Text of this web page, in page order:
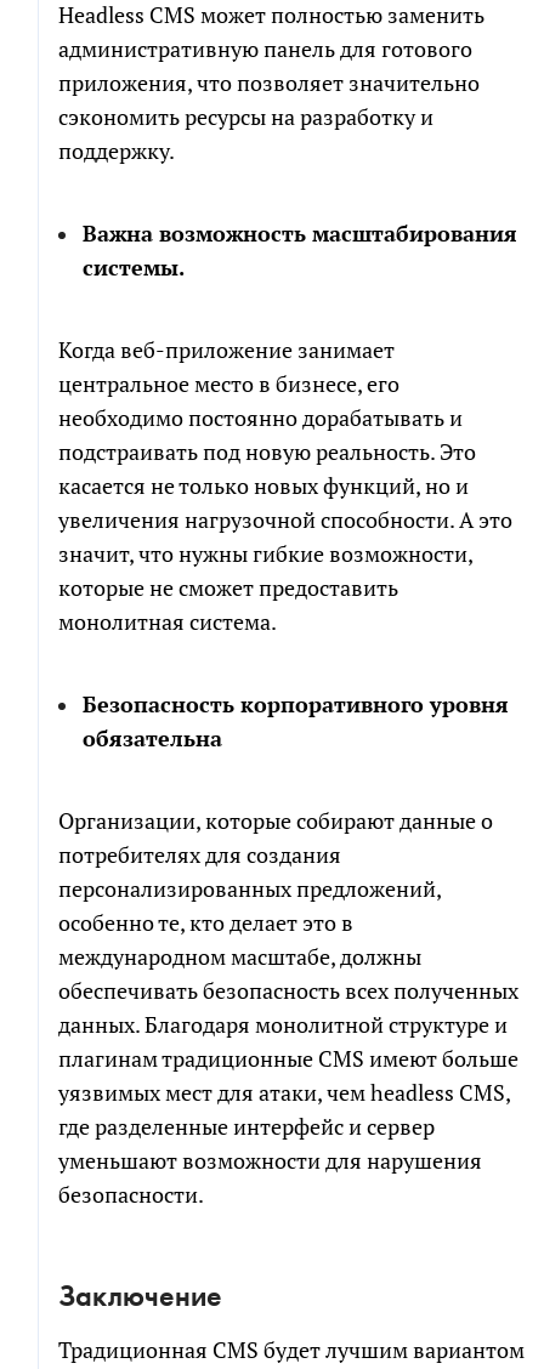
Headless CMS может полностью заменить
административную панель для готового
приложения, что позволяет значительно
сэкономить ресурсы на разработку и
поддержку.
Важна возможность масштабирования
системы.
Когда веб-приложение занимает
центральное место в бизнесе, его
необходимо постоянно дорабатывать и
подстраивать под новую реальность. Это
касается не только новых функций, но и
увеличения нагрузочной способности. А это
значит, что нужны гибкие возможности,
которые не сможет предоставить
монолитная система.
Безопасность корпоративного уровня
обязательна
Организации, которые собирают данные о
потребителях для создания
персонализированных предложений,
особенно те, кто делает это в
международном масштабе, должны
обеспечивать безопасность всех полученных
данных. Благодаря монолитной структуре и
плагинам традиционные CMS имеют больше
уязвимых мест для атаки, чем headless CMS,
где разделенные интерфейс и сервер
уменьшают возможности для нарушения
безопасности.
Заключение
Традиционная CMS будет лучшим вариантом